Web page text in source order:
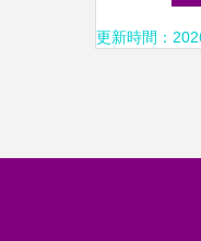
更新時間：